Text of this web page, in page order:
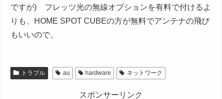
ですが) フレッツ光の無線オプションを有料で付けるよ
りも、HOME SPOT CUBEの方が無料でアンテナの飛び
もいいので。
トラブル au hardware ネットワーク
スポンサーリンク